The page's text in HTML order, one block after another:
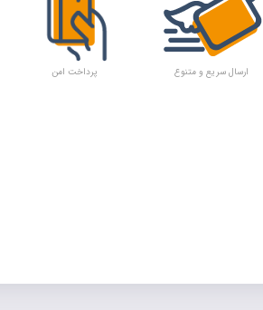
ارسال سریع و متنوع پرداخت امن